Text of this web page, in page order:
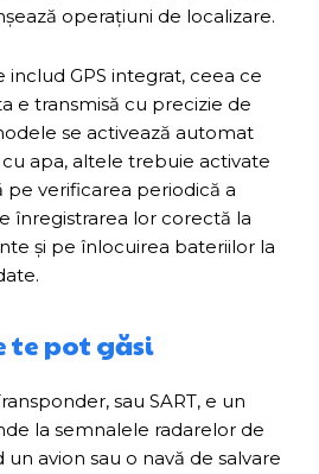
operațiuni de localizare.
GPS integrat, ceea ce
e transmisă cu precizie de
se activează automat
apa, altele trebuie activate
pe verificarea periodică a
înregistrarea lor corectă la
și pe înlocuirea bateriilor la
te pot găsi
sau SART, e un
la semnalele radarelor de
avion sau o navă de salvare